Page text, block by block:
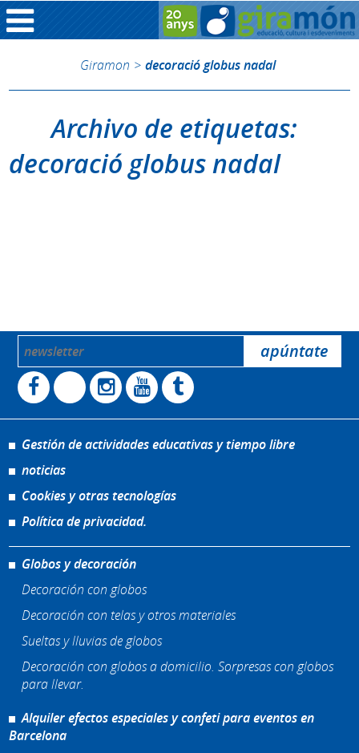
Giramon > decoració globus nadal
Archivo de etiquetas:
decoració globus nadal
Gestión de actividades educativas y tiempo libre
noticias
Cookies y otras tecnologías
Política de privacidad.
Globos y decoración
Decoración con globos
Decoración con telas y otros materiales
Sueltas y lluvias de globos
Decoración con globos a domicilio. Sorpresas con globos
para llevar.
Alquiler efectos especiales y confeti para eventos en
Barcelona